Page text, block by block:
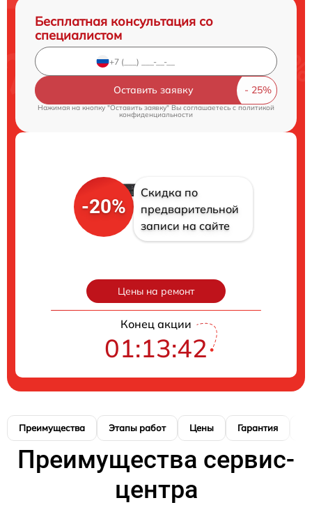
Бесплатная консультация со
специалистом
Оставить заявку
Нажимая на кнопку "Оставить заявку" Вы соглашаетесь cполитикой
конфиденциальности
-20%
Скидка по
предварительной
записи на сайте
Цены на ремонт
Конец акции
01:13:41
Преимущества Этапы работ Цены Гарантия
Преимущества сервис-
центра